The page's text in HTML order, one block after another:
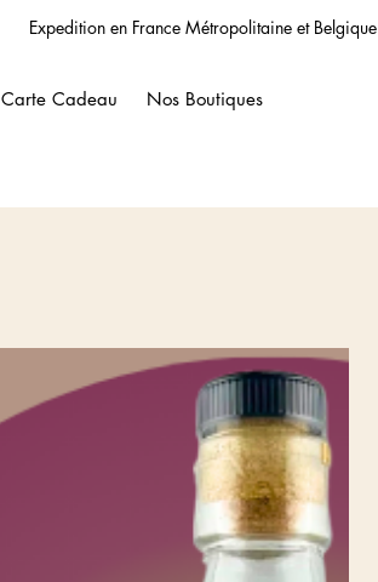
Expedition en France Métropolitaine et Belgique
Carte Cadeau Nos Boutiques